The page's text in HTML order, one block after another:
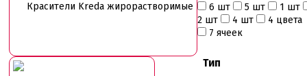
Красители Kreda жирорастворимые 6 шт 5 шт
1 шт
2 шт
4 шт
4 цвета
7 ячеек
Тип